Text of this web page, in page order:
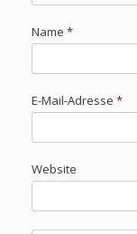
Name *
E-Mail-Adresse *
Website